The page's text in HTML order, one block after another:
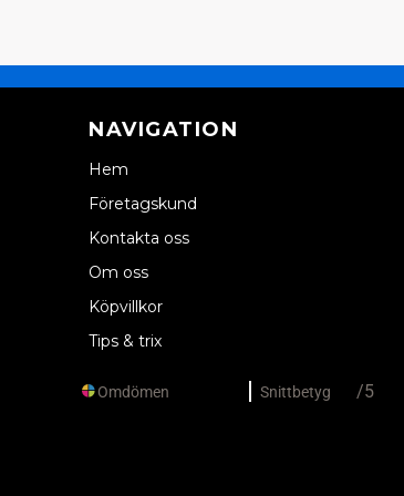
NAVIGATION
Hem
Företagskund
Kontakta oss
Om oss
Köpvillkor
Tips & trix